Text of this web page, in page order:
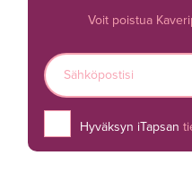
Voit poistua
Hyväksyn iTapsan